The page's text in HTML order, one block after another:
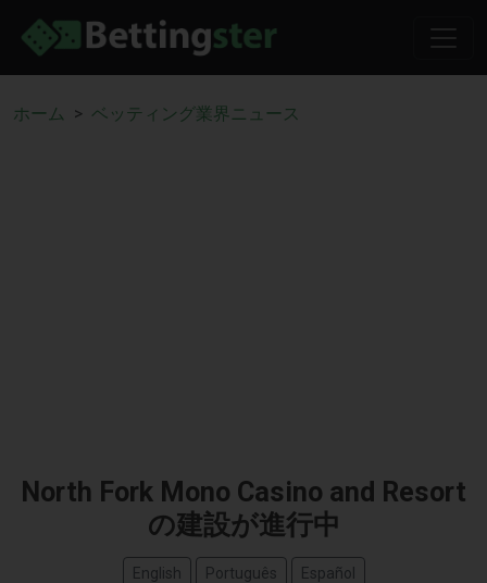
ホーム ベッティング業界ニュース
North Fork Mono Casino and Resort
の建設が進行中
English Português Español